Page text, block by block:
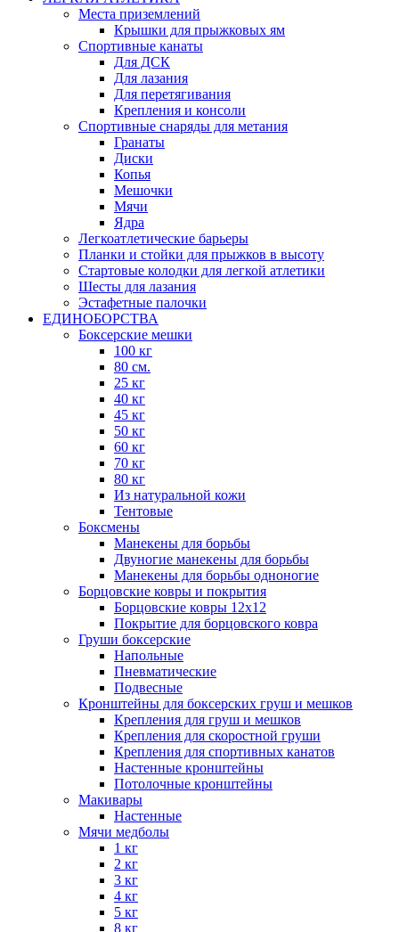
Места приземлений
Крышки для прыжковых ям
Спортивные канаты
Для ДСК
Для лазания
Для перетягивания
Крепления и консоли
Спортивные снаряды для метания
Гранаты
Диски
Копья
Мешочки
Мячи
Ядра
Легкоатлетические барьеры
Планки и стойки для прыжков в высоту
Стартовые колодки для легкой атлетики
Шесты для лазания
Эстафетные палочки
ЕДИНОБОРСТВА
Боксерские мешки
100 кг
80 см.
25 кг
40 кг
45 кг
50 кг
60 кг
70 кг
80 кг
Из натуральной кожи
Тентовые
Боксмены
Манекены для борьбы
Двуногие манекены для борьбы
Манекены для борьбы одноногие
Борцовские ковры и покрытия
Борцовские ковры 12х12
Покрытие для борцовского ковра
Груши боксерские
Напольные
Пневматические
Подвесные
Кронштейны для боксерских груш и мешков
Крепления для груш и мешков
Крепления для скоростной груши
Крепления для спортивных канатов
Настенные кронштейны
Потолочные кронштейны
Макивары
Настенные
Мячи медболы
1 кг
2 кг
3 кг
4 кг
5 кг
8 кг